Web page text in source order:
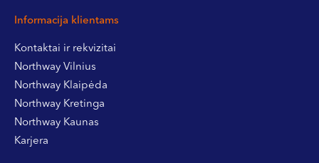
Informacija klientams
Kontaktai ir rekvizitai
Northway Vilnius
Northway Klaipėda
Northway Kretinga
Northway Kaunas
Karjera